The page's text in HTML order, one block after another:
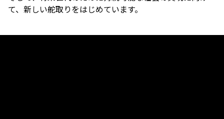
て、新しい舵取りをはじめています。